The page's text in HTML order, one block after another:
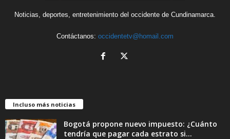
Noticias, deportes, entretenimiento del occidente de Cundinamarca.
Contáctanos: occidentetv@homail.com
Incluso más noticias
Bogotá propone nuevo impuesto: ¿Cuánto
tendría que pagar cada estrato si...